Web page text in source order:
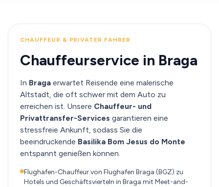
CHAUFFEUR & PRIVATER FAHRER
Chauffeurservice in Braga
In Braga erwartet Reisende eine malerische
Altstadt, die oft schwer mit dem Auto zu
erreichen ist. Unsere Chauffeur- und
Privattransfer-Services garantieren eine
stressfreie Ankunft, sodass Sie die
beeindruckende Basilika Bom Jesus do Monte
entspannt genießen können.
Flughafen-Chauffeur von Flughafen Braga (BGZ) zu
Hotels und Geschäftsvierteln in Braga mit Meet-and-